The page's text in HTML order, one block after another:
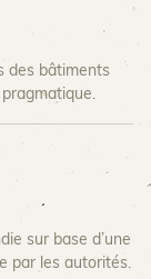
des bâtiments
sur base d’une
par les autorités.